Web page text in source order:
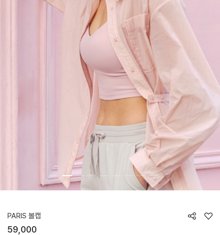
PARIS 볼캡
59,000